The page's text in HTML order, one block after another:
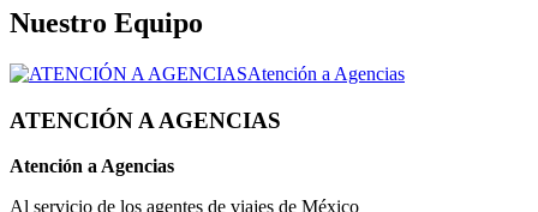
Nuestro Equipo
ATENCIÓN A AGENCIAS
Atención a Agencias
Al servicio de los agentes de viajes de México